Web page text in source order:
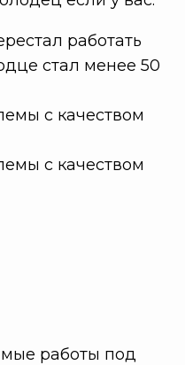
работать
стал менее 50
с качеством
с качеством
работы под